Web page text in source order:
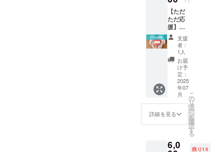
【お礼
のメッ
セー
ジ】 ・
【制作
進捗の
ご報
告】
（希望
者には
不定期
で共
有） ・
ジェク
ト終了
のご報
たご支
援は、
手帳制
作と皆
さんと
の2026
年の創
造に 大
切に使
わせて
いただ
きま
まれる
もの
心をこ
【お礼
のメッ
セー
ジ】 ☆
クラ
ファン
限定・
感謝の
早割価
格☆ “
ありが
とう ”の
想いを
込め
て、
）価格
ととも
に生き
る1年を
サポー
トする
【星と
香りの
癒し手
帳】
に、
ちょっ
と嬉し
い“星の
メッ
セー
ます。
【ただ
ただ応
援】
5,000円
星と香
りの手
帳プロ
ジェク
トを見
守って
くださ
るあな
たへ ＼
応援の
気持ち
だけ
じゅう
支援
者：
1人
お届
け予
定：
2025
年07
月
詳細を見る
こ
の
リ
タ
ー
ン
を
選
択
す
る
6,0 残り15